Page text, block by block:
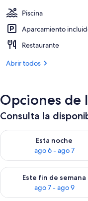
Piscina
Aparcamiento
Restaurante
Abrir todos
Opciones de
Consulta la
Esta noche
ago 6 - ago 7
Consulta la
Este fin de semana
ago 7 - ago 9
Consulta la